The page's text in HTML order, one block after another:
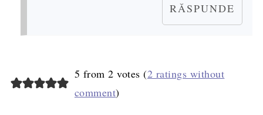
RĂSPUNDE
5 from 2 votes (2 ratings without
comment)